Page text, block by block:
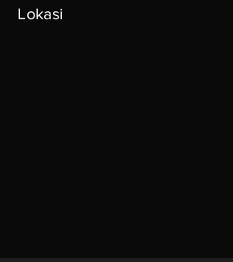
Lokasi